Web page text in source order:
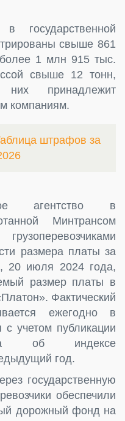
государственной
свыше 861
более 1 млн 915 тыс.
свыше 12 тонн,
принадлежит
компаниям.
штрафов за
агентство в
Минтрансом
размера платы за
20 июля 2024 года,
размер платы в
Фактический
ежегодно в
учетом публикации
об индексе
год.
государственную
обеспечили
дорожный фонд на